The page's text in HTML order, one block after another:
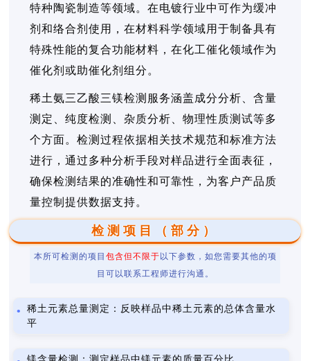
特种陶瓷制造等领域。在电镀行业中可作为缓冲
剂和络合剂使用，在材料科学领域用于制备具有
特殊性能的复合功能材料，在化工催化领域作为
催化剂或助催化剂组分。
稀土氨三乙酸三镁检测服务涵盖成分分析、含量
测定、纯度检测、杂质分析、物理性质测试等多
个方面。检测过程依据相关技术规范和标准方法
进行，通过多种分析手段对样品进行全面表征，
确保检测结果的准确性和可靠性，为客户产品质
量控制提供数据支持。
检测项目（部分）
本所可检测的项目 包含但不限于 以下参数，如您需要其他的项
目可以联系工程师进行沟通。
稀土元素总量测定：反映样品中稀土元素的总体含量水
平